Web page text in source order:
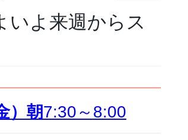
よ来週からス
）朝7:30～8:00